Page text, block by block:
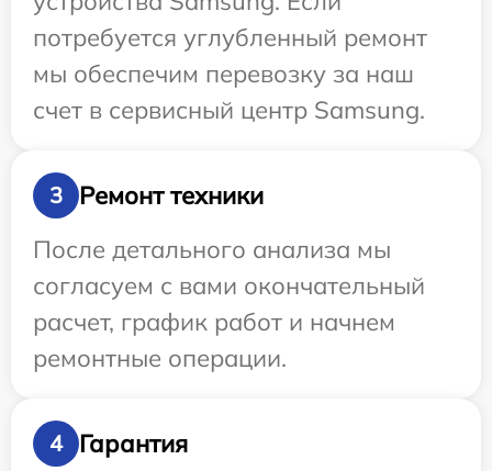
потребуется углубленный ремонт
мы обеспечим перевозку за наш
счет в сервисный центр Samsung.
3
Ремонт техники
После детального анализа мы
согласуем с вами окончательный
расчет, график работ и начнем
ремонтные операции.
4
Гарантия